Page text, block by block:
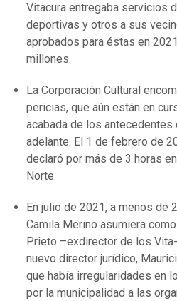
Vitacura entregaba servicios
deportivas y otros a sus
aprobados para éstas en
millones.
La Corporación Cultural
pericias, que aún están en
acabada de los
adelante. El 1 de febrero de
declaró por más de 3 horas
Norte.
En julio de 2021, a menos de
Camila Merino asumiera
Prieto –exdirector de los
nuevo director jurídico,
que había irregularidades en
por la municipalidad a las